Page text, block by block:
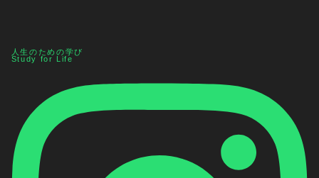
人生のための学び
Study for Life